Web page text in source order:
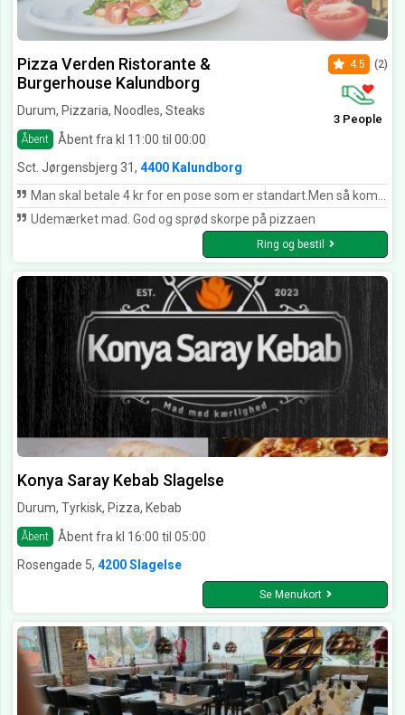
Pizza Verden Ristorante &
Burgerhouse Kalundborg
Durum, Pizzaria, Noodles, Steaks
Åbent Åbent fra kl 11:00 til 00:00
4.5 (2)
3 People
Sct. Jørgensbjerg 31, 4400 Kalundborg
Man skal betale 4 kr for en pose som er standart.Men så kommer maden i en termotaske,og så har man betalt for en pose som man ikke får.Det er ikke mange penge,men princippet i det.Det er sgu ikke ok
Udemærket mad. God og sprød skorpe på pizzaen
Ring og bestil
Konya Saray Kebab Slagelse
Durum, Tyrkisk, Pizza, Kebab
Åbent
Åbent fra kl 16:00 til 05:00
Rosengade 5, 4200 Slagelse
Se Menukort